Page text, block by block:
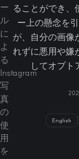
ることができ、
ー上の懸念を
が、自分の画像
れずに悪用や嫌
してオプト
English